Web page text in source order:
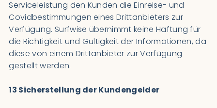
Serviceleistung den Kunden die Einreise- und
Covidbestimmungen eines Drittanbieters zur
Verfügung. Surfwise übernimmt keine Haftung für
die Richtigkeit und Gültigkeit der Informationen, da
diese von einem Drittanbieter zur Verfügung
gestellt werden.
13 Sicherstellung der Kundengelder